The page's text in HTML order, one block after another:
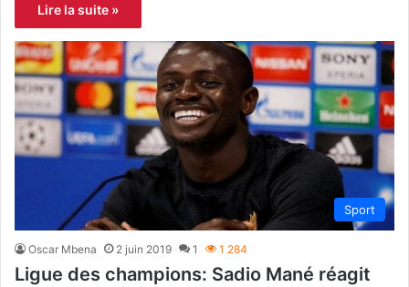
Lire la suite »
Sport
Oscar Mbena 2 juin 2019 1 1 284
Ligue des champions: Sadio Mané réagit